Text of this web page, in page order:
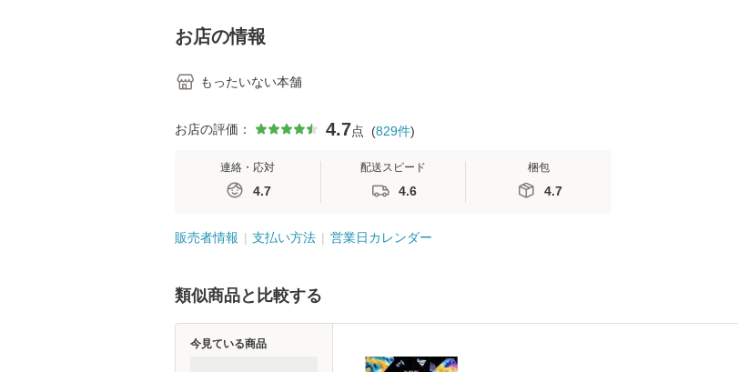
お店の情報
もったいない本舗
お店の評価： 4.7点 (829件)
連絡・応対
4.7
配送スピード
4.6
梱包
4.7
販売者情報 支払い方法 営業日カレンダー
類似商品と比較する
今見ている商品